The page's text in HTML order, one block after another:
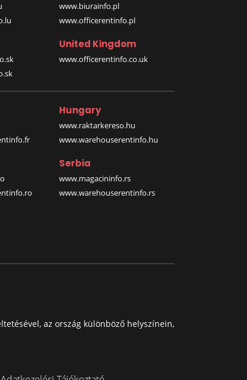
www.biurainfo.pl
www.officerentinfo.pl
United Kingdom
www.officerentinfo.co.uk
Hungary
www.raktarkereso.hu
www.warehouserentinfo.hu
Serbia
www.magacininfo.rs
www.warehouserentinfo.rs
az ország különböző helyszínein,